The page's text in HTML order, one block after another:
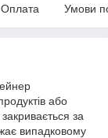
Оплата Умови
або
за
випадковому